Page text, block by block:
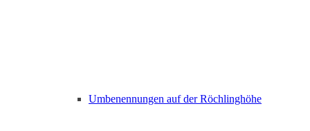
Umbenennungen auf der Röchlinghöhe